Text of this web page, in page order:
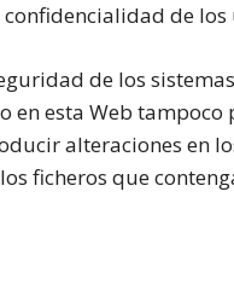
de los
de los
en esta Web
alteraciones en
ficheros que